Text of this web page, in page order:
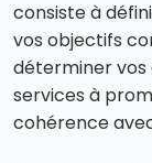
consiste à
vos objectifs
déterminer vos
services à
cohérence